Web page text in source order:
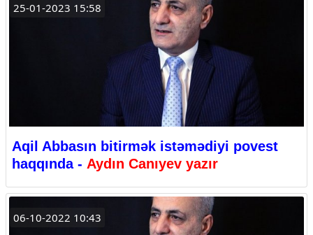
25-01-2023 15:58
Aqil Abbasın bitirmək istəmədiyi povest
haqqında - Aydın Canıyev yazır
06-10-2022 10:43